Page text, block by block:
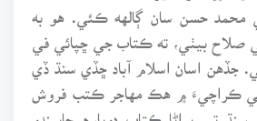
محمد حسن سان ڳالهه ڪئي. هو به
صلاح بيٺي، ته ڪتاب جي ڇپائي في
جڏهن اسان اسلام آباد ڇڏي سنڌ ڏي
کي ڪراچيءَ ۾ هڪ مهاجر ڪتب فروش
تي پراڻا ڪتاب دوباره ڇاپيندو